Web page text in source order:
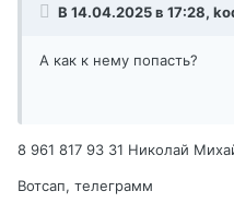
В 14.04.2025 в 17:28,
А как к нему попасть?
8 961 817 93 31 Николай
Вотсап, телеграмм